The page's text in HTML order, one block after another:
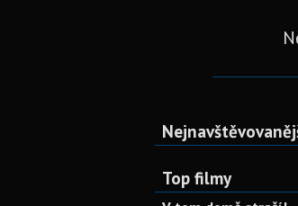
Top filmy